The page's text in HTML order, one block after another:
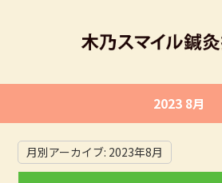
2023 8月
月別アーカイブ: 2023年8月